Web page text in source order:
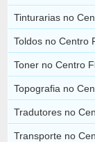
Tinturarias no
Toldos no Centro
Toner no Centro
Topografia no
Tradutores no
Transporte no